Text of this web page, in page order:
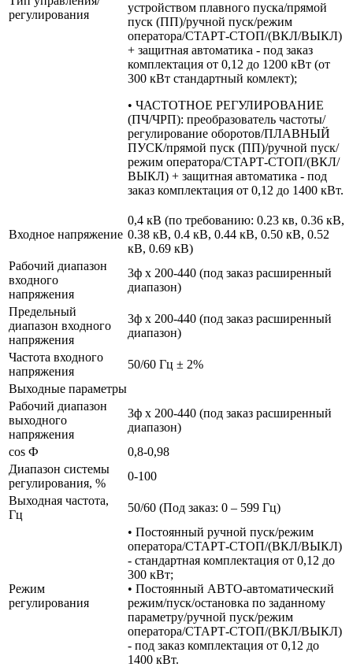
регулирования
устройством плавного пуска/прямой
пуск (ПП)/ручной пуск/режим
оператора/СТАРТ-СТОП/(ВКЛ/ВЫКЛ)
+ защитная автоматика - под заказ
комплектация от 0,12 до 1200 кВт (от
300 кВт стандартный комлект);
• ЧАСТОТНОЕ РЕГУЛИРОВАНИЕ
(ПЧ/ЧРП): преобразователь частоты/
регулирование оборотов/ПЛАВНЫЙ
ПУСК/прямой пуск (ПП)/ручной пуск/
режим оператора/СТАРТ-СТОП/(ВКЛ/
ВЫКЛ) + защитная автоматика - под
заказ комплектация от 0,12 до 1400 кВт.
Входное напряжение
0,4 кВ (по требованию: 0.23 кв, 0.36 кВ,
0.38 кВ, 0.4 кВ, 0.44 кВ, 0.50 кВ, 0.52
кВ, 0.69 кВ)
Рабочий диапазон
входного
напряжения
3ф х 200-440 (под заказ расширенный
диапазон)
Предельный
диапазон входного
напряжения
3ф х 200-440 (под заказ расширенный
диапазон)
Частота входного
напряжения
50/60 Гц ± 2%
Выходные параметры
Рабочий диапазон
выходного
напряжения
3ф х 200-440 (под заказ расширенный
диапазон)
cos Ф
0,8-0,98
Диапазон системы
регулирования, %
0-100
Выходная частота,
Гц
50/60 (Под заказ: 0 – 599 Гц)
Режим
регулирования
• Постоянный ручной пуск/режим
оператора/СТАРТ-СТОП/(ВКЛ/ВЫКЛ)
- стандартная комплектация от 0,12 до
300 кВт;
• Постоянный АВТО-автоматический
режим/пуск/остановка по заданному
параметру/ручной пуск/режим
оператора/СТАРТ-СТОП/(ВКЛ/ВЫКЛ)
- под заказ комплектация от 0,12 до
1400 кВт.